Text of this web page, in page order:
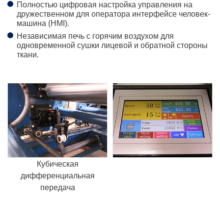
Полностью цифровая настройка управления на
дружественном для оператора интерфейсе человек-
машина (HMI).
Независимая печь с горячим воздухом для
одновременной сушки лицевой и обратной стороны
ткани.
Кубическая
дифференциальная
передача